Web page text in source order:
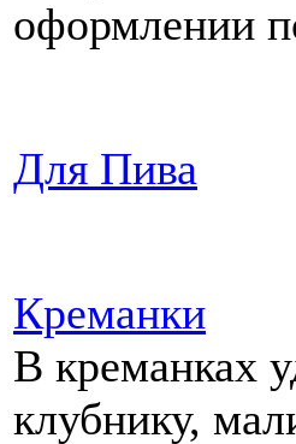
оформлении
Для Пива
Креманки
В креманках
клубнику,